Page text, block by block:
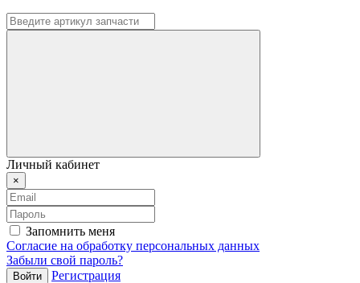
Личный кабинет
×
Запомнить меня
Согласие на обработку персональных данных
Забыли свой пароль?
Регистрация